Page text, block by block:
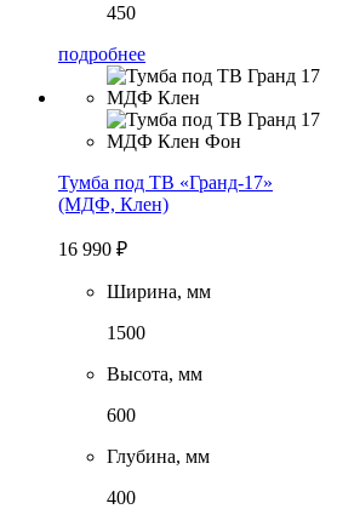
450
подробнее
Тумба под ТВ «Гранд-17»
(МДФ, Клен)
16 990 ₽
Ширина, мм
1500
Высота, мм
600
Глубина, мм
400